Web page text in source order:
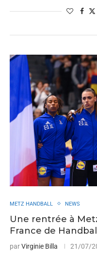
METZ HANDBALL NEWS
Une rentrée à
France de Handball
parVirginie Billa 21/07/